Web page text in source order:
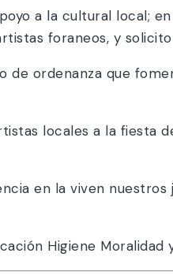
a la cultural local;
foraneos, y
de ordenanza que
locales a la fiesta
en la viven
Higiene Moralidad